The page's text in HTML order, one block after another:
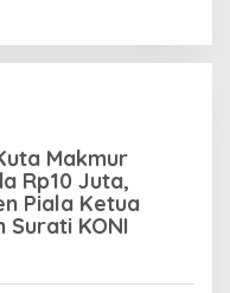
Makmur
Rp10 Juta,
Piala Ketua
Surati KONI